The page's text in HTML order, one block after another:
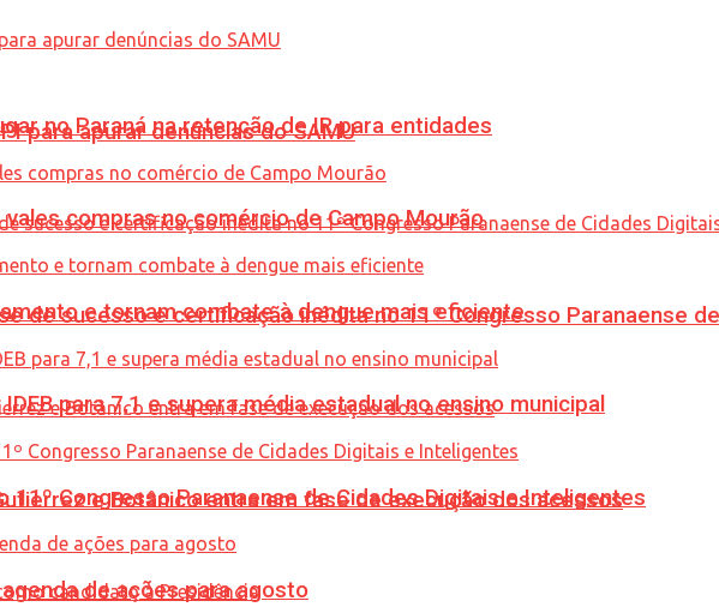
para apurar denúncias do SAMU
de sucesso e certificação inédita no 11º Congresso Paranaense
e Botânico entra em fase de execução dos acessos
no Paraná na retenção de IR para entidades
vales compras no comércio de Campo Mourão
e tornam combate à dengue mais eficiente
para 7,1 e supera média estadual no ensino municipal
11º Congresso Paranaense de Cidades Digitais e Inteligentes
de ações para agosto